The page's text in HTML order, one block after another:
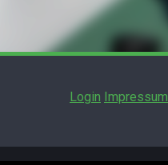
Login Impressum